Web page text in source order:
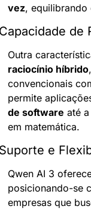
vez, equilibrando
de
Outra
raciocínio híbrido
convencionais
permite
de software até
em matemática.
e
Qwen AI 3
posicionando-se
empresas que